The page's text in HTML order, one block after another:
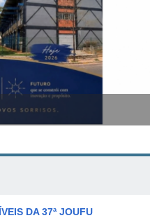
CIÊNCIA E SAÚDE
DA 37ª JOUFU